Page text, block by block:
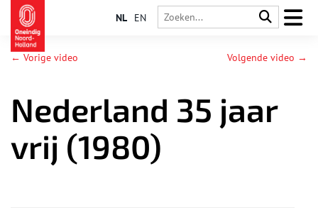
NL EN
← Vorige video Volgende video →
Nederland 35 jaar
vrij (1980)